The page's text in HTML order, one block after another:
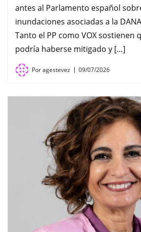
antes al Parlamento español
inundaciones asociadas a la
Tanto el PP como VOX sostienen
podría haberse mitigado y […]
Poragestevez 09/07/2026